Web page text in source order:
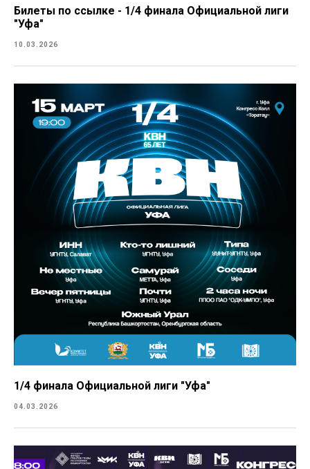
Билеты по ссылке - 1/4 финала Официальной лиги
"Уфа"
10.03.2026
1/4 финала Официальной лиги "Уфа"
04.03.2026